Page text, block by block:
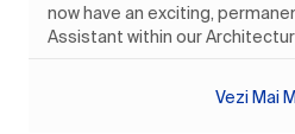
now have an exciting,
Assistant within our
Vezi Mai